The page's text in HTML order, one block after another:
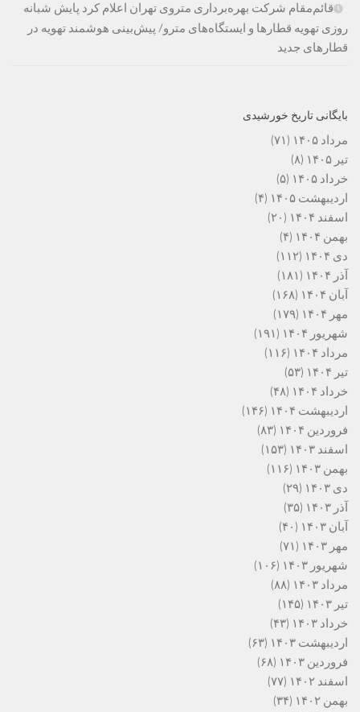
قائم‌مقام شرکت بهره‌برداری متروی تهران اعلام کرد پایش شبانه
روزی تهویه قطارها و ایستگاه‌های مترو/ پیش‌بینی هوشمند تهویه در
قطارهای جدید
بایگانی تاریخ خورشیدی
مرداد ۱۴۰۵
(۷۱)
تیر ۱۴۰۵
(۸)
خرداد ۱۴۰۵
(۵)
اردیبهشت ۱۴۰۵
(۴)
اسفند ۱۴۰۴
(۲۰)
بهمن ۱۴۰۴
(۴)
دی ۱۴۰۴
(۱۱۲)
آذر ۱۴۰۴
(۱۸۱)
آبان ۱۴۰۴
(۱۶۸)
مهر ۱۴۰۴
(۱۷۹)
شهریور ۱۴۰۴
(۱۹۱)
مرداد ۱۴۰۴
(۱۱۶)
تیر ۱۴۰۴
(۵۳)
خرداد ۱۴۰۴
(۴۸)
اردیبهشت ۱۴۰۴
(۱۴۶)
فروردین ۱۴۰۴
(۸۳)
اسفند ۱۴۰۳
(۱۵۳)
بهمن ۱۴۰۳
(۱۱۶)
دی ۱۴۰۳
(۲۹)
آذر ۱۴۰۳
(۳۵)
آبان ۱۴۰۳
(۴۰)
مهر ۱۴۰۳
(۷۱)
شهریور ۱۴۰۳
(۱۰۶)
مرداد ۱۴۰۳
(۸۸)
تیر ۱۴۰۳
(۱۴۵)
خرداد ۱۴۰۳
(۴۳)
اردیبهشت ۱۴۰۳
(۶۳)
فروردین ۱۴۰۳
(۶۸)
اسفند ۱۴۰۲
(۷۷)
بهمن ۱۴۰۲
(۳۴)